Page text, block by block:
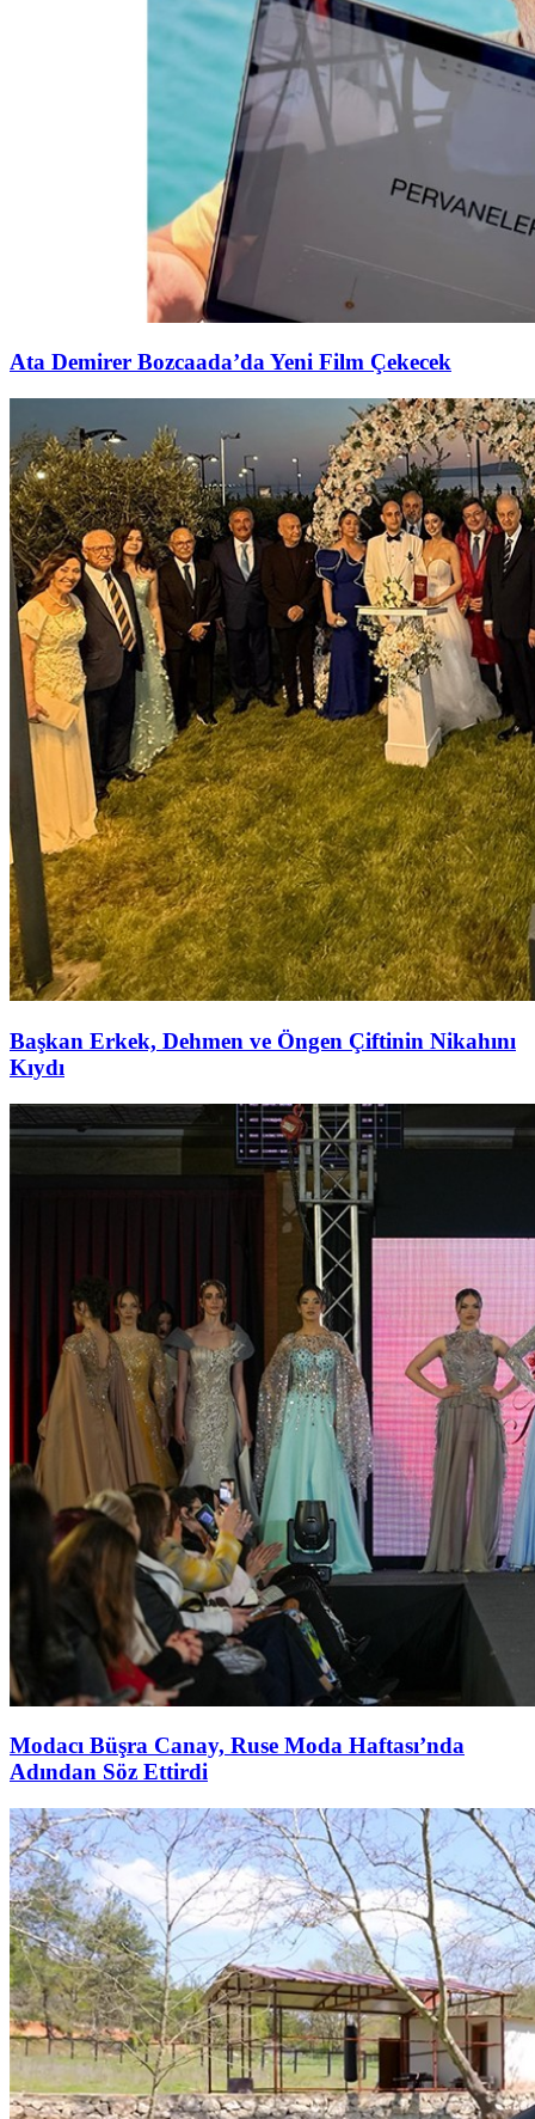
Ata Demirer Bozcaada’da Yeni Film Çekecek
Başkan Erkek, Dehmen ve Öngen Çiftinin Nikahını
Kıydı
Modacı Büşra Canay, Ruse Moda Haftası’nda
Adından Söz Ettirdi